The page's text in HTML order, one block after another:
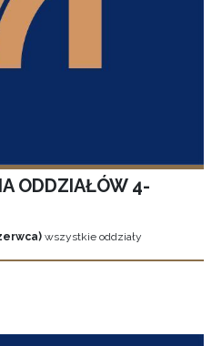
ODDZIAŁÓW 4-
wszystkie oddziały